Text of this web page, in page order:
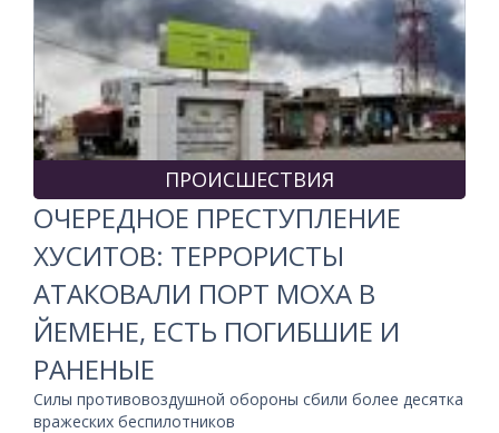
ПРОИСШЕСТВИЯ
ОЧЕРЕДНОЕ ПРЕСТУПЛЕНИЕ
ХУСИТОВ: ТЕРРОРИСТЫ
АТАКОВАЛИ ПОРТ МОХА В
ЙЕМЕНЕ, ЕСТЬ ПОГИБШИЕ И
РАНЕНЫЕ
Силы противовоздушной обороны сбили более десятка
вражеских беспилотников